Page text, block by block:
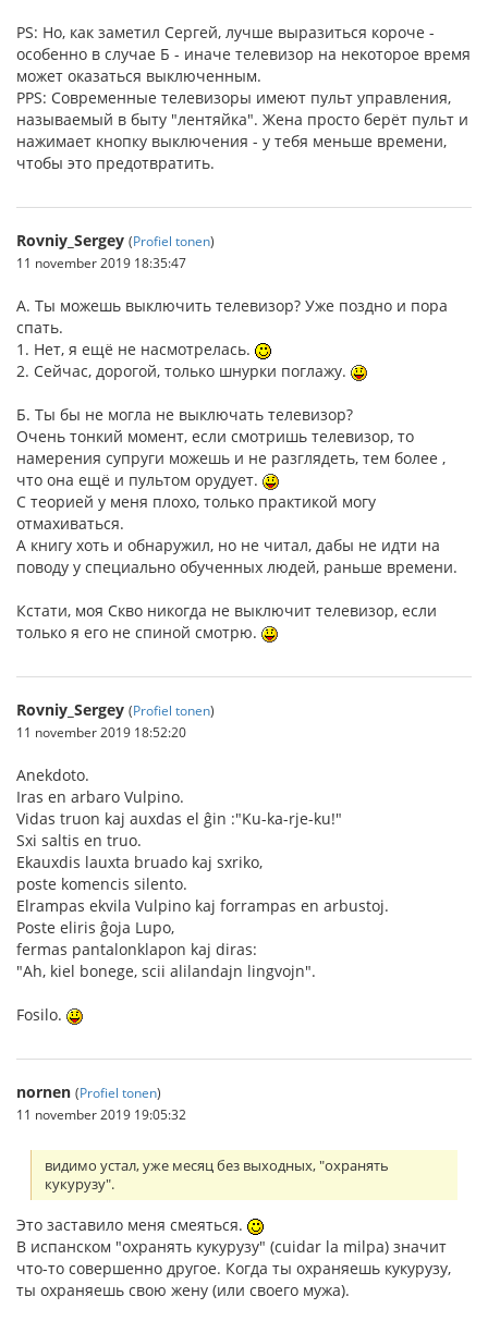
PS: Но, как заметил Сергей, лучше выразиться короче -
особенно в случае Б - иначе телевизор на некоторое время
может оказаться выключенным.
PPS: Современные телевизоры имеют пульт управления,
называемый в быту "лентяйка". Жена просто берёт пульт и
нажимает кнопку выключения - у тебя меньше времени,
чтобы это предотвратить.
Rovniy_Sergey (Profiel tonen)
11 november 2019 18:35:47
А. Ты можешь выключить телевизор? Уже поздно и пора
спать.
1. Нет, я ещё не насмотрелась.
2. Сейчас, дорогой, только шнурки поглажу.
Б. Ты бы не могла не выключать телевизор?
Очень тонкий момент, если смотришь телевизор, то
намерения супруги можешь и не разглядеть, тем более ,
что она ещё и пультом орудует.
С теорией у меня плохо, только практикой могу
отмахиваться.
А книгу хоть и обнаружил, но не читал, дабы не идти на
поводу у специально обученных людей, раньше времени.
Кстати, моя Скво никогда не выключит телевизор, если
только я его не спиной смотрю.
Rovniy_Sergey (Profiel tonen)
11 november 2019 18:52:20
Anekdoto.
Iras en arbaro Vulpino.
Vidas truon kaj auxdas el ĝin :"Ku-ka-rje-ku!"
Sxi saltis en truo.
Ekauxdis lauxta bruado kaj sxriko,
poste komencis silento.
Elrampas ekvila Vulpino kaj forrampas en arbustoj.
Poste eliris ĝoja Lupo,
fermas pantalonklapon kaj diras:
"Ah, kiel bonege, scii alilandajn lingvojn".
Fosilo.
nornen (Profiel tonen)
11 november 2019 19:05:32
видимо устал, уже месяц без выходных, "охранять
кукурузу".
Это заставило меня смеяться.
В испанском "охранять кукурузу" (cuidar la milpa) значит
что-то совершенно другое. Когда ты охраняешь кукурузу,
ты охраняешь свою жену (или своего мужа).